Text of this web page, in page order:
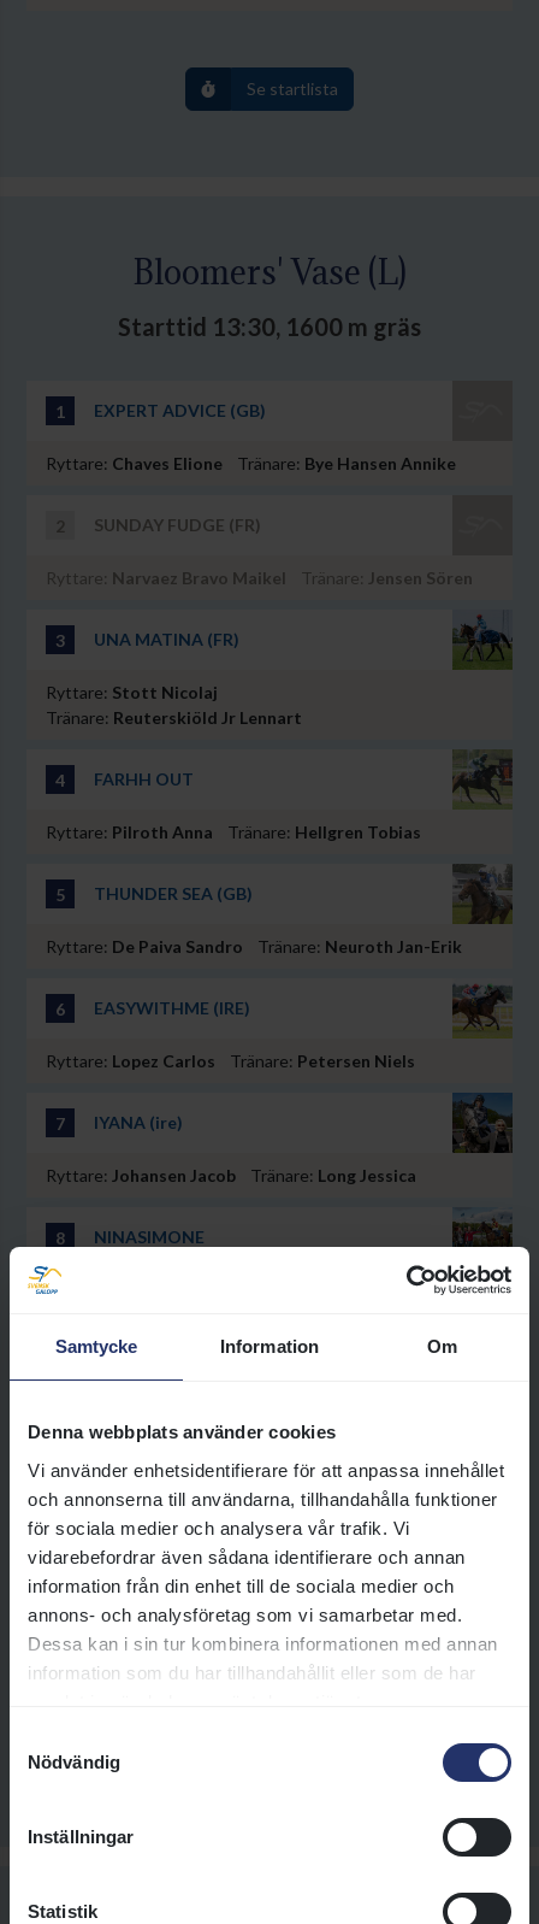
Samtycke Information Om
Denna webbplats använder cookies
Vi använder enhetsidentifierare för att anpassa innehållet
och annonserna till användarna, tillhandahålla funktioner
för sociala medier och analysera vår trafik. Vi
vidarebefordrar även sådana identifierare och annan
information från din enhet till de sociala medier och
annons- och analysföretag som vi samarbetar med.
Dessa kan i sin tur kombinera informationen med annan
information som du har tillhandahållit eller som de har
Nödvändig
Inställningar
Statistik
Se startlista
Bloomers' Vase (L)
Starttid 13:30, 1600 m gräs
1 EXPERT ADVICE (GB)
Ryttare: Chaves Elione Tränare: Bye Hansen Annike
2 SUNDAY FUDGE (FR)
Ryttare: Narvaez Bravo Maikel Tränare: Jensen Sören
3 UNA MATINA (FR)
Ryttare: Stott Nicolaj
Tränare: Reuterskiöld Jr Lennart
4 FARHH OUT
Ryttare: Pilroth Anna Tränare: Hellgren Tobias
5 THUNDER SEA (GB)
Ryttare: De Paiva Sandro Tränare: Neuroth Jan-Erik
6 EASYWITHME (IRE)
Ryttare: Lopez Carlos Tränare: Petersen Niels
7 IYANA (ire)
Ryttare: Johansen Jacob Tränare: Long Jessica
8 NINASIMONE
Ryttare:
9 BLUERIDGE SILVER (IRE)
Tränare:Mortensen Tina
10 EMPRESS BLING (IRE)
Putzulu Lorenzo (l)
EMMA EMILLEEN (GB)